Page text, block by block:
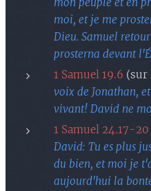
moi, et je me
Dieu. Samuel
prosterna devant
1 Samuel 19.6 (sur
voix de Jonathan,
vivant! David ne
1 Samuel 24.17-20
David: Tu es plus
du bien, et moi je
aujourd'hui la